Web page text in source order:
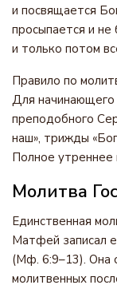
и посвящается
просыпается и
и только потом
Правило по
Для начинающего
преподобного
наш», трижды
Полное утреннее
Молитва
Единственная
Матфей записал
(Мф. 6:9–13). Она
молитвенных